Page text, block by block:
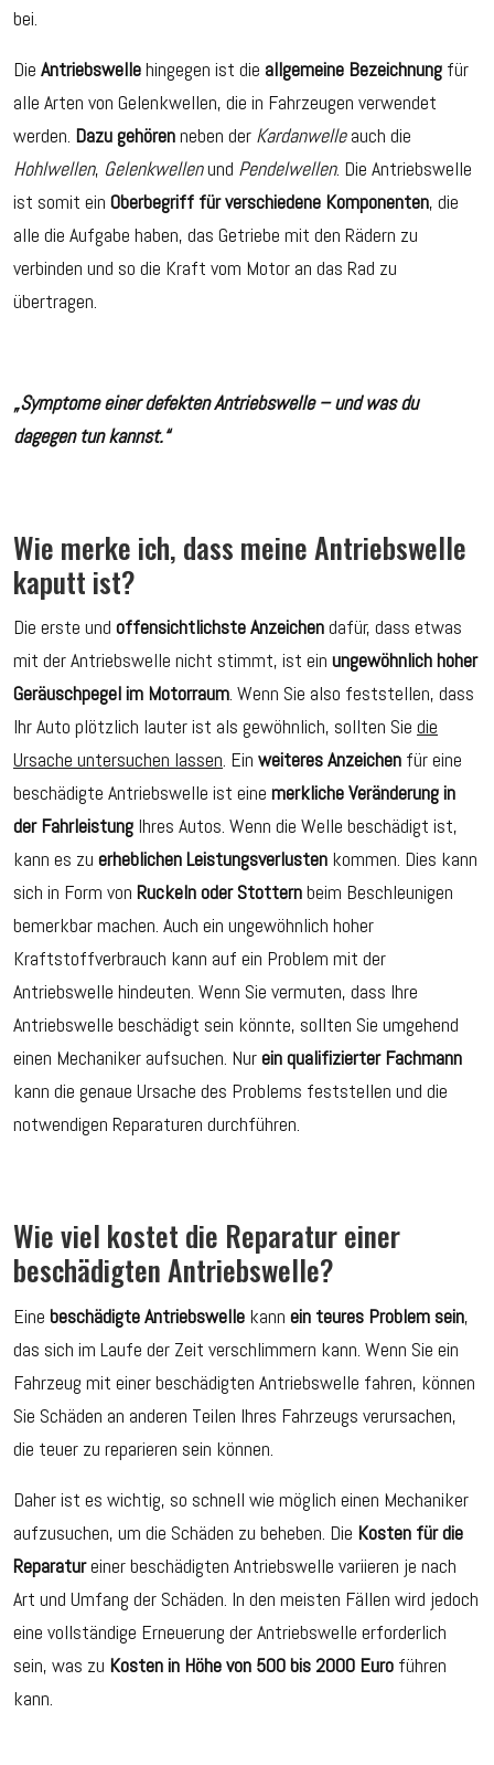
bei.
Die Antriebswellehingegen ist die allgemeine Bezeichnung für
alle Arten von Gelenkwellen, die in Fahrzeugen verwendet
werden. Dazu gehörenneben der Kardanwelleauch die
Hohlwellen, Gelenkwellenund Pendelwellen. Die Antriebswelle
ist somit ein Oberbegriff für verschiedene Komponenten, die
alle die Aufgabe haben, das Getriebe mit den Rädern zu
verbinden und so die Kraft vom Motor an das Rad zu
übertragen.
„Symptome einer defekten Antriebswelle – und was du
dagegen tun kannst.“
Wie merke ich, dass meine Antriebswelle
kaputt ist?
Die erste und offensichtlichste Anzeichendafür, dass etwas
mit der Antriebswelle nicht stimmt, ist ein ungewöhnlich hoher
Geräuschpegel im Motorraum. Wenn Sie also feststellen, dass
Ihr Auto plötzlich lauter ist als gewöhnlich, sollten Sie die
Ursache untersuchen lassen. Ein weiteres Anzeichen für eine
beschädigte Antriebswelle ist eine merkliche Veränderung in
der Fahrleistung Ihres Autos. Wenn die Welle beschädigt ist,
kann es zu erheblichen Leistungsverlusten kommen. Dies kann
sich in Form von Ruckeln oder Stotternbeim Beschleunigen
bemerkbar machen. Auch ein ungewöhnlich hoher
Kraftstoffverbrauch kann auf ein Problem mit der
Antriebswelle hindeuten. Wenn Sie vermuten, dass Ihre
Antriebswelle beschädigt sein könnte, sollten Sie umgehend
einen Mechaniker aufsuchen. Nurein qualifizierter Fachmann
kann die genaue Ursache des Problems feststellen und die
notwendigen Reparaturen durchführen.
Wie viel kostet die Reparatur einer
beschädigten Antriebswelle?
Eine beschädigte Antriebswelle kann ein teures Problem sein,
das sich im Laufe der Zeit verschlimmern kann. Wenn Sie ein
Fahrzeug mit einer beschädigten Antriebswelle fahren, können
Sie Schäden an anderen Teilen Ihres Fahrzeugs verursachen,
die teuer zu reparieren sein können.
Daher ist es wichtig, so schnell wie möglich einen Mechaniker
aufzusuchen, um die Schäden zu beheben. Die Kosten für die
Reparatureiner beschädigten Antriebswelle variieren je nach
Art und Umfang der Schäden. In den meisten Fällen wird jedoch
eine vollständige Erneuerung der Antriebswelle erforderlich
sein, was zu Kosten in Höhe von 500 bis 2000 Euro führen
kann.